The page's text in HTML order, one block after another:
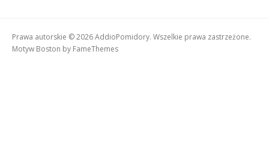
Prawa autorskie © 2026 AddioPomidory. Wszelkie prawa zastrzeżone.
Motyw Boston by FameThemes